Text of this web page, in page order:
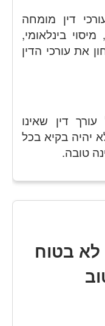
דין מומחה
בינלאומי,
את עורכי הדין
דין שאינו
בקיא בכל
טובה.
לא בטוח